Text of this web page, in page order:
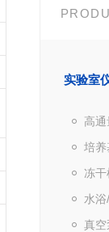
实验室
高
培养
冻干
水
真空